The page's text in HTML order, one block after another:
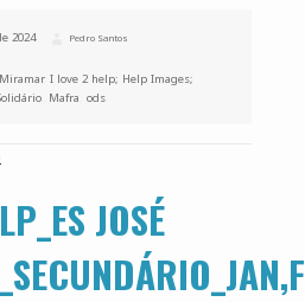
2024 Autor
Pedro Santos
,I love 2 help; Help Images;
Mafra ,ods
JOSÉ